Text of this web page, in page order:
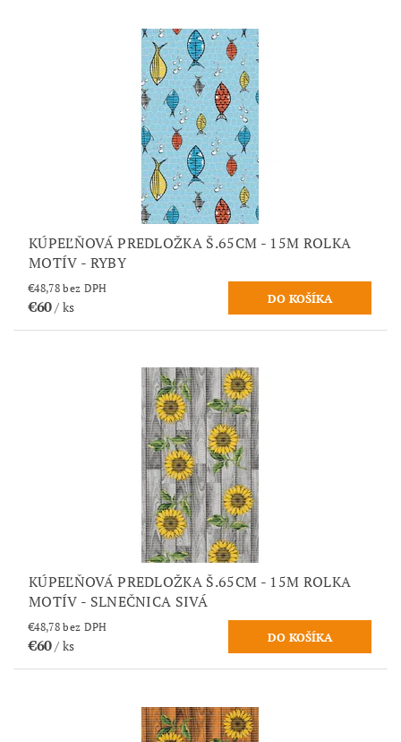
KÚPEĽŇOVÁ PREDLOŽKA Š.65CM - 15M ROLKA
MOTÍV - RYBY
€48,78 bez DPH
€60/ ks
KÚPEĽŇOVÁ PREDLOŽKA Š.65CM - 15M ROLKA
MOTÍV - SLNEČNICA SIVÁ
€48,78 bez DPH
€60/ ks